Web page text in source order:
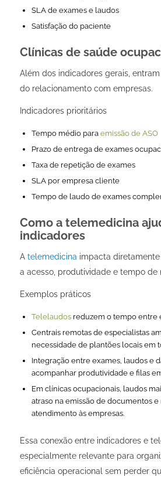
SLA de exames e laudos
Satisfação do paciente
Clínicas de saúde
Além dos indicadores gerais,
do relacionamento com empresas.
Indicadores prioritários
Tempo médio para emissão de ASO
Prazo de entrega de exames
Taxa de repetição de exames
SLA por empresa cliente
Tempo de laudo de exames
Como a telemedicina
indicadores
A telemedicina impacta
a acesso, produtividade e tempo de
Exemplos práticos
Telelaudosreduzem o tempo entre
Centrais remotas de especialistas
necessidade de plantões locais em
Integração entre exames, laudos e
acompanhar produtividade e filas
Em clínicas ocupacionais, laudos
atraso na emissão de documentos
atendimento às empresas.
Essa conexão entre indicadores e
especialmente relevante para
eficiência operacional sem perder